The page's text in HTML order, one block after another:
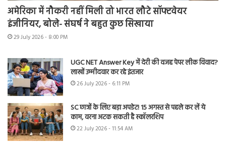
अमेरिका में नौकरी नहीं मिली तो भारत लौटे सॉफ्टवेयर
इंजीनियर, बोले- संघर्ष ने बहुत कुछ सिखाया
29 July 2026 - 8:00 PM
UGC NET Answer Key में देरी की वजह पेपर लीक विवाद?
लाखों उम्मीदवार कर रहे इंतजार
26 July 2026 - 6:11 PM
SC छात्रों के लिए बड़ा अपडेट! 15 अगस्त से पहले कर लें ये
काम, वरना अटक सकती है स्कॉलरशिप
22 July 2026 - 11:54 AM